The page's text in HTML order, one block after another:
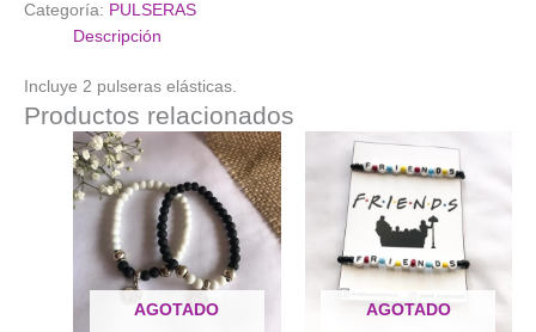
Categoría: PULSERAS
Descripción
Incluye 2 pulseras elásticas.
Productos relacionados
AGOTADO AGOTADO